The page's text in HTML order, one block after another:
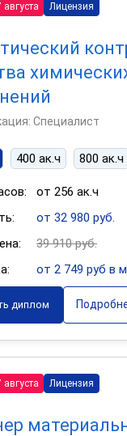
Лицензия
Специалист
400 ак.ч 800 ак.ч
от 256 ак.ч
от 32 980 руб.
39 910 руб.
от 2 749 руб в
диплом
Лицензия